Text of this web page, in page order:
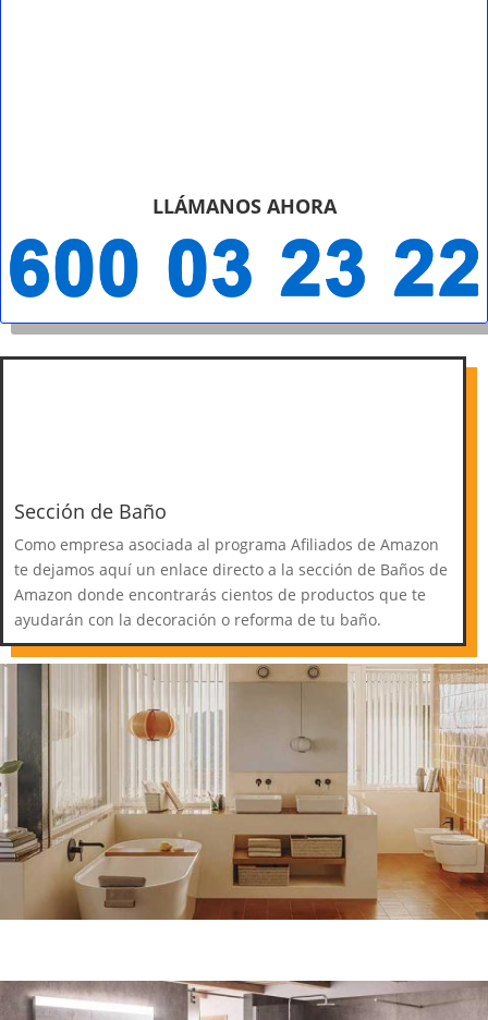
LLÁMANOS AHORA
Sección de Baño
Como empresa asociada al programa Afiliados de Amazon
te dejamos aquí un enlace directo a la sección de Baños de
Amazon donde encontrarás cientos de productos que te
ayudarán con la decoración o reforma de tu baño.